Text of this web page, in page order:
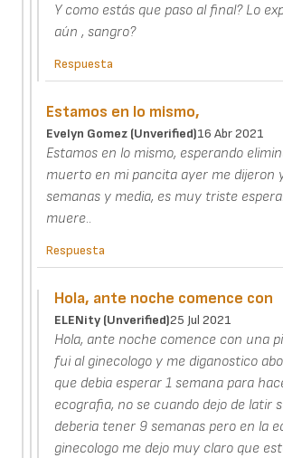
Y como estás que paso al final? Lo
aún , sangro?
Respuesta
Estamos en lo mismo,
Evelyn Gomez (unverified)16 Abr 2021
Estamos en lo mismo, esperando
muerto en mi pancita ayer me dijeron
semanas y media, es muy triste
muere..
Respuesta
Hola, ante noche comence con
ELENity (unverified)25 Jul 2021
Hola, ante noche comence con una
fui al ginecologo y me diganostico
que debia esperar 1 semana para
ecografia, no se cuando dejo de latir
deberia tener 9 semanas pero en la
ginecologo me dejo muy claro que